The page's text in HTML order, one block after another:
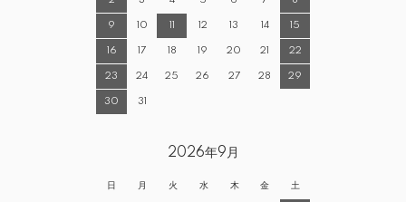
9 10 11 12 13 14 15
16 17 18 19 20 21 22
23 24 25 26 27 28 29
30 31
2026年9月
日 月 火 水 木 金 土